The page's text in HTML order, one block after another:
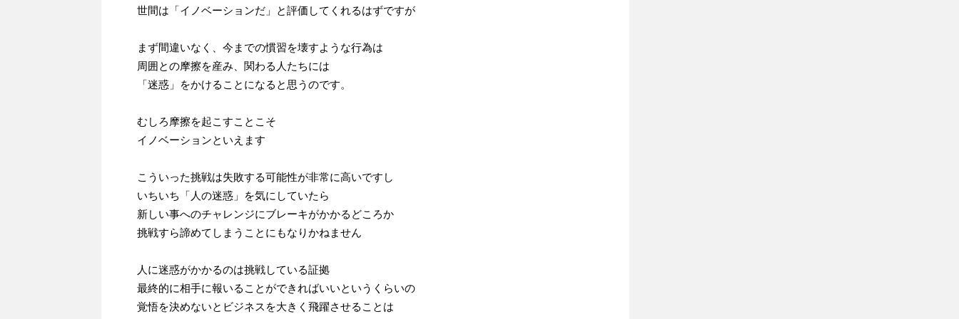
世間は「イノベーションだ」と評価してくれるはずですが
まず間違いなく、今までの慣習を壊すような行為は
周囲との摩擦を産み、関わる人たちには
「迷惑」をかけることになると思うのです。
むしろ摩擦を起こすことこそ
イノベーションといえます
こういった挑戦は失敗する可能性が非常に高いですし
いちいち「人の迷惑」を気にしていたら
新しい事へのチャレンジにブレーキがかかるどころか
挑戦すら諦めてしまうことにもなりかねません
人に迷惑がかかるのは挑戦している証拠
最終的に相手に報いることができればいいというくらいの
覚悟を決めないとビジネスを大きく飛躍させることは